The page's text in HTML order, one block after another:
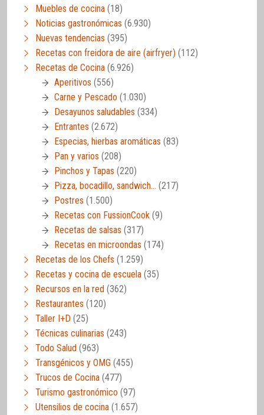
Muebles de cocina (18)
Noticias gastronómicas (6.930)
Nuevas tendencias (395)
Recetas con freidora de aire (airfryer) (112)
Recetas de Cocina (6.926)
Aperitivos (556)
Carne y Pescado (1.030)
Desayunos saludables (334)
Entrantes (2.672)
Especias, hierbas aromáticas (83)
Pan y varios (208)
Pinchos y Tapas (220)
Pizza, bocadillo, sandwich… (217)
Postres (1.500)
Recetas con FussionCook (9)
Recetas de salsas (317)
Recetas en microondas (174)
Recetas de los Chefs (1.259)
Recetas y cocina de escuela (35)
Recursos en la red (362)
Restaurantes (120)
Taller I+D (25)
Técnicas culinarias (243)
Todo Salud (963)
Transgénicos y OMG (455)
Trucos de Cocina (477)
Turismo gastronómico (97)
Utensilios de cocina (1.657)